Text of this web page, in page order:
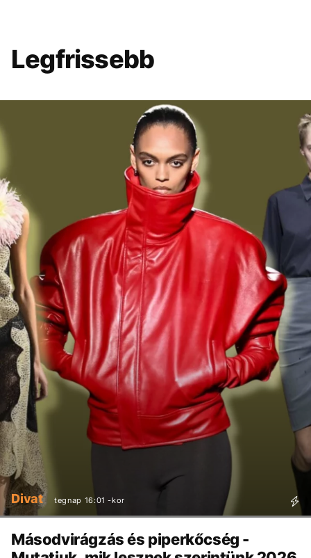
Legfrissebb
Divat tegnap 16:01 -kor
Másodvirágzás és piperkőcség -